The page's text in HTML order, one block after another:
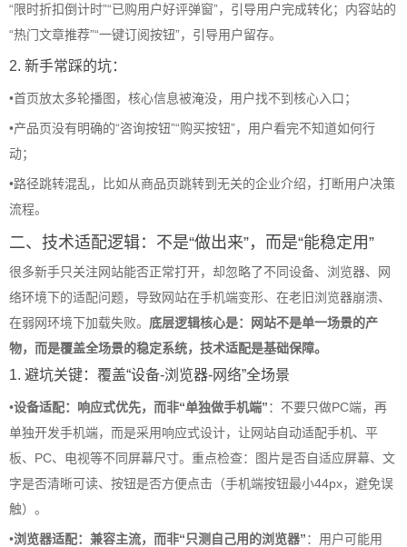
“限时折扣倒计时”“已购用户好评弹窗”，引导用户完成转化；内容站的
“热门文章推荐”“一键订阅按钮”，引导用户留存。
2. 新手常踩的坑：
•首页放太多轮播图，核心信息被淹没，用户找不到核心入口；
•产品页没有明确的“咨询按钮”“购买按钮”，用户看完不知道如何行
动；
•路径跳转混乱，比如从商品页跳转到无关的企业介绍，打断用户决策
流程。
二、技术适配逻辑：不是“做出来”，而是“能稳定用”
很多新手只关注网站能否正常打开，却忽略了不同设备、浏览器、网
络环境下的适配问题，导致网站在手机端变形、在老旧浏览器崩溃、
在弱网环境下加载失败。 底层逻辑核心是：网站不是单一场景的产
物，而是覆盖全场景的稳定系统，技术适配是基础保障。
1. 避坑关键：覆盖“设备-浏览器-网络”全场景
•设备适配：响应式优先，而非“单独做手机端”：不要只做PC端，再
单独开发手机端，而是采用响应式设计，让网站自动适配手机、平
板、PC、电视等不同屏幕尺寸。重点检查：图片是否自适应屏幕、文
字是否清晰可读、按钮是否方便点击（手机端按钮最小44px，避免误
触）。
•浏览器适配：兼容主流，而非“只测自己用的浏览器”：用户可能用